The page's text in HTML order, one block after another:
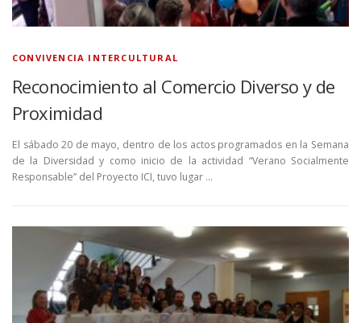
CONVIVENCIA INTERCULTURAL
Reconocimiento al Comercio Diverso y de
Proximidad
El sábado 20 de mayo, dentro de los actos programados en la Semana
de la Diversidad y como inicio de la actividad “Verano Socialmente
Responsable” del Proyecto ICI, tuvo lugar …